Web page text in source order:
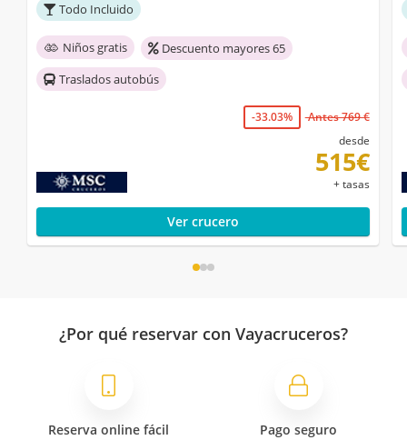
Todo Incluido
Niños gratis
Descuento mayores 65
Traslados autobús
-33.03%
Antes 769 €
desde
515€
+ tasas
Ver crucero
¿Por qué reservar con Vayacruceros?
Reserva online fácil Pago seguro